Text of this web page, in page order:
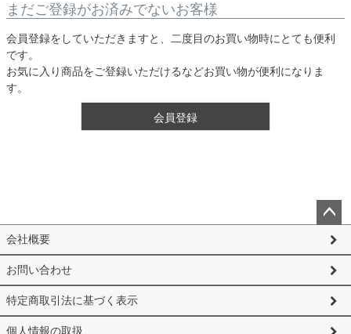
まだご登録がお済みでないお客様
会員登録をしていただきますと、二度目のお買い物時にとても便利
です。
お気に入り商品をご登録いただけるなどお買い物が便利になりま
す。
会員登録
ペー
ップ
へ
会社概要
お問い合わせ
特定商取引法に基づく表示
個人情報の取扱